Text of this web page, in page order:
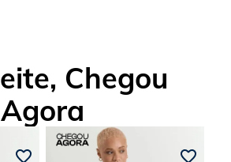
Chegou
Agora